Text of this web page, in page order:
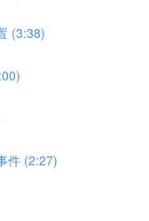
(3:38)
件 (2:27)